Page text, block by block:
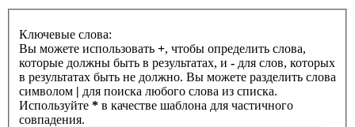
Ключевые слова:
Вы можете использовать +, чтобы определить слова,
которые должны быть в результатах, и - для слов, которых
в результатах быть не должно. Вы можете разделить слова
символом | для поиска любого слова из списка.
Используйте * в качестве шаблона для частичного
совпадения.